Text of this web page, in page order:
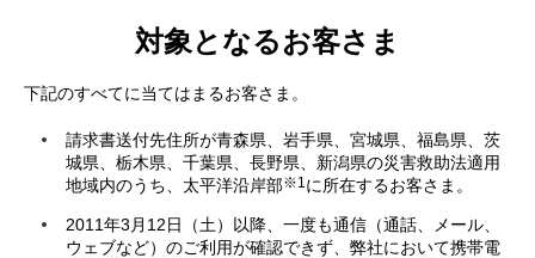
対象となるお客さま
下記のすべてに当てはまるお客さま。
請求書送付先住所が青森県、岩手県、宮城県、福島県、茨
城県、栃木県、千葉県、長野県、新潟県の災害救助法適用
地域内のうち、太平洋沿岸部※1に所在するお客さま。
2011年3月12日（土）以降、一度も通信（通話、メール、
ウェブなど）のご利用が確認できず、弊社において携帯電